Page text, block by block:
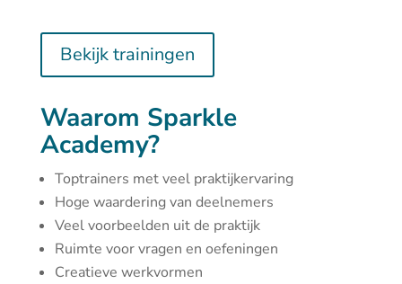
Bekijk trainingen
Waarom Sparkle
Academy?
Toptrainers met veel praktijkervaring
Hoge waardering van deelnemers
Veel voorbeelden uit de praktijk
Ruimte voor vragen en oefeningen
Creatieve werkvormen